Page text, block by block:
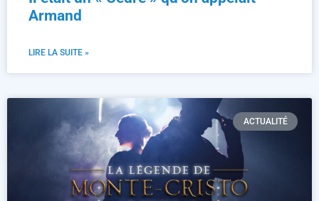
Armand
LIRE LA SUITE »
ACTUALITÉ